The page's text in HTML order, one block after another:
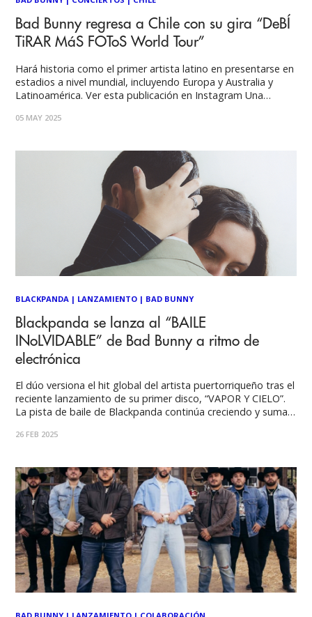
Bad Bunny regresa a Chile con su gira “DeBÍ
TiRAR MáS FOToS World Tour”
Hará historia como el primer artista latino en presentarse en
estadios a nivel mundial, incluyendo Europa y Australia y
Latinoamérica. Ver esta publicación en Instagram Una
uno de los anuncios más esperados del último tiempo. Se
05 MAY 2025
BLACKPANDA | LANZAMIENTO | BAD BUNNY
Blackpanda se lanza al “BAILE
INoLVIDABLE” de Bad Bunny a ritmo de
electrónica
El dúo versiona el hit global del artista puertorriqueño tras el
reciente lanzamiento de su primer disco, “VAPOR Y CIELO”.
La pista de baile de Blackpanda continúa creciendo y suma
importantes del inicio de 2025: el “BAILE INoLVIDABLE” de
26 FEB 2025